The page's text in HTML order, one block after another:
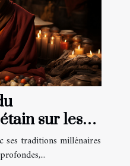
sur les
ses traditions millénaires